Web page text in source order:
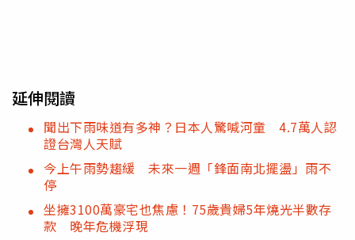
延伸閱讀
聞出下雨味道有多神？日本人驚喊河童 4.7萬人認
證台灣人天賦
今上午雨勢趨緩 未來一週「鋒面南北擺盪」雨不
停
坐擁3100萬豪宅也焦慮！75歲貴婦5年燒光半數存
款 晚年危機浮現